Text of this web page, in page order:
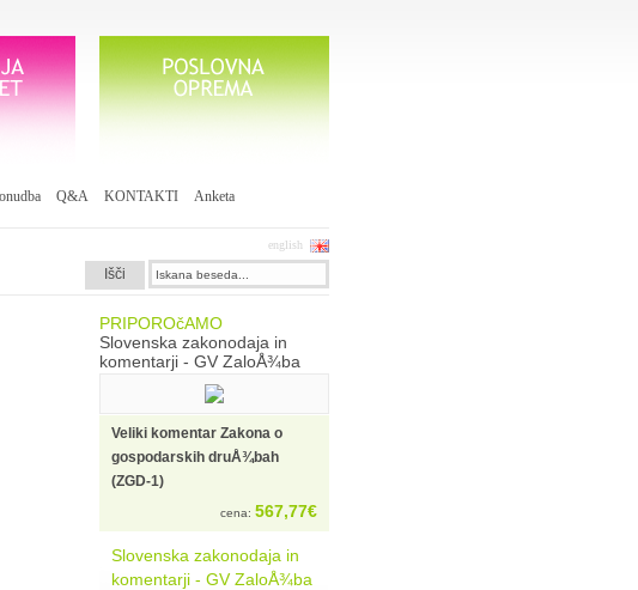
Q&A KONTAKTI Anketa
english
PRIPOROčAMO
Slovenska zakonodaja in
komentarji - GV ZaloÅ¾ba
Veliki komentar Zakona o
gospodarskih druÅ¾bah
(ZGD-1)
cena: 567,77€
Slovenska zakonodaja in
komentarji - GV ZaloÅ¾ba